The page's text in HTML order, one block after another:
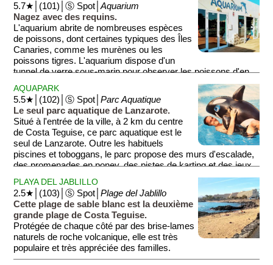
5.7★│(101)│Ⓢ Spot│Aquarium
Nagez avec des requins.
L'aquarium abrite de nombreuses espèces
de poissons, dont certaines typiques des Îles
Canaries, comme les murènes ou les
poissons tigres. L'aquarium dispose d'un
tunnel de verre sous-marin pour observer les poissons d'en
dessous, notamment des tortues, des raies et même des
requins. Si vous aimez les requins, sachez que si vous avez
votre brevet de plongée et 250 euros, il vous sera même
possible de nager avec un requin nourrice de 180 mètre de
long et avec plusieurs autres requins plus petits. Moins
''dangereux'', certains bassins vous permettent de toucher et
de caresser les animaux, tels que les étoiles de mer. Attention
à ne pas vous faire croquer quand même!
AQUAPARK
5.5★│(102)│Ⓢ Spot│Parc Aquatique
Le seul parc aquatique de Lanzarote.
Situé à l'entrée de la ville, à 2 km du centre
de Costa Teguise, ce parc aquatique est le
seul de Lanzarote. Outre les habituels
piscines et toboggans, le parc propose des murs d'escalade,
des promenades en poney, des pistes de karting et des jeux
de paintball. Attention, le parc est fermé en hiver.
PLAYA DEL JABLILLO
2.5★│(103)│Ⓢ Spot│Plage del Jablillo
Cette plage de sable blanc est la deuxième
grande plage de Costa Teguise.
Protégée de chaque côté par des brise-lames
naturels de roche volcanique, elle est très
populaire et très appréciée des familles.